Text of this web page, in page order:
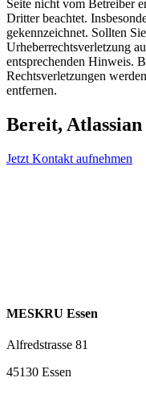
Seite nicht vom Betreiber
Dritter beachtet.
gekennzeichnet. Sollten
Urheberrechtsverletzung
entsprechenden Hinweis.
Rechtsverletzungen
entfernen.
Bereit,
Jetzt Kontakt aufnehmen
MESKRU Essen
Alfredstrasse 81
45130 Essen